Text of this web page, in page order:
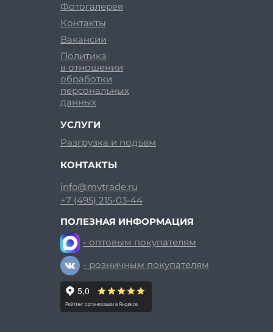
Фотогалерея
Контакты
Вакансии
Политика
в отношении
обработки
персональных
данных
УСЛУГИ
Разгрузка и подъем
КОНТАКТЫ
info@mvtrade.ru
+7 (495) 215-03-44
ПОЛЕЗНАЯ ИНФОРМАЦИЯ
- оптовым покупателям
- розничным покупателям